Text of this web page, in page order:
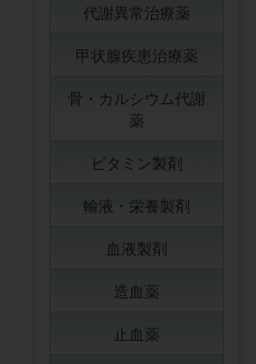
代謝異常治療薬
甲状腺疾患治療薬
骨・カルシウム代謝
薬
ビタミン製剤
輸液・栄養製剤
血液製剤
造血薬
止血薬